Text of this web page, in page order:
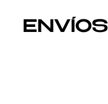
ENVÍOS